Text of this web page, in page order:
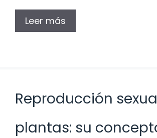
Leer más
Reproducción
plantas: su